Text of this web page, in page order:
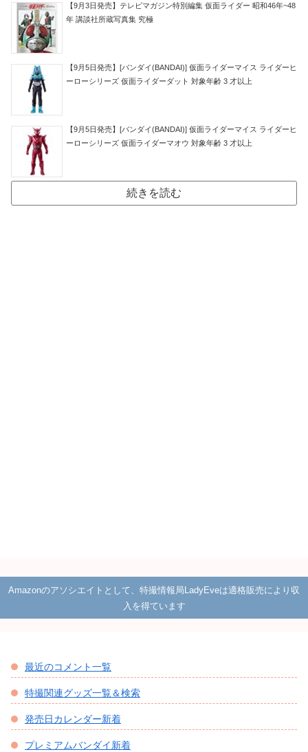
【9月3日発売】テレビマガジン特別編集 仮面ライダー 昭和46年~48
年 講談社所蔵写真集 究極
【9月5日発売】[バンダイ(BANDAI)] 仮面ライダーマイス ライダーヒ
ーローシリーズ 仮面ライダーダット 対象年齢 3 才以上
【9月5日発売】[バンダイ(BANDAI)] 仮面ライダーマイス ライダーヒ
ーローシリーズ 仮面ライダーマオウ 対象年齢 3 才以上
続きを読む
Amazonのアソシエイトとして、特撮情報局LadyEveは適格販売により収
入を得ています
最近のコメント一覧
特撮関連グッズ一覧＆検索
発売日カレンダー新着
プレミアムバンダイ新着